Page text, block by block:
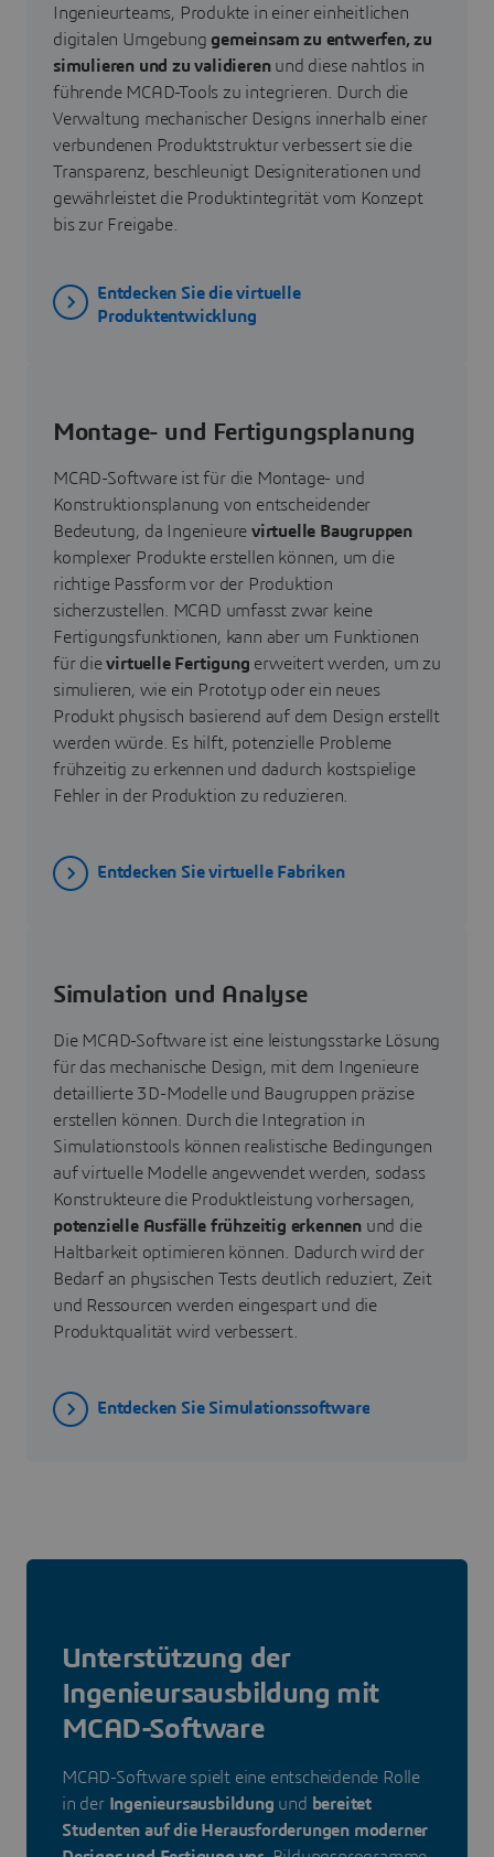
Ingenieurteams, Produkte in einer einheitlichen
digitalen Umgebunggemeinsam zu entwerfen, zu
simulieren und zu validierenund diese nahtlos in
führende MCAD-Tools zu integrieren. Durch die
Verwaltung mechanischer Designs innerhalb einer
verbundenen Produktstruktur verbessert sie die
Transparenz, beschleunigt Designiterationen und
gewährleistet die Produktintegrität vom Konzept
bis zur Freigabe.
Entdecken Sie die virtuelle
Produktentwicklung
Montage- und Fertigungsplanung
MCAD-Software ist für die Montage- und
Konstruktionsplanung von entscheidender
Bedeutung, da Ingenieurevirtuelle Baugruppen
komplexer Produkte erstellen können, um die
richtige Passform vor der Produktion
sicherzustellen. MCAD umfasst zwar keine
Fertigungsfunktionen, kann aber um Funktionen
für dievirtuelle Fertigung erweitert werden, um zu
simulieren, wie ein Prototyp oder ein neues
Produkt physisch basierend auf dem Design erstellt
werden würde. Es hilft, potenzielle Probleme
frühzeitig zu erkennen und dadurch kostspielige
Fehler in der Produktion zu reduzieren.
Entdecken Sie virtuelle Fabriken
Simulation und Analyse
Die MCAD-Software ist eine leistungsstarke Lösung
für das mechanische Design, mit dem Ingenieure
detaillierte 3D-Modelle und Baugruppen präzise
erstellen können. Durch die Integration in
Simulationstools können realistische Bedingungen
auf virtuelle Modelle angewendet werden, sodass
Konstrukteure die Produktleistung vorhersagen,
potenzielle Ausfälle frühzeitig erkennen und die
Haltbarkeit optimieren können. Dadurch wird der
Bedarf an physischen Tests deutlich reduziert, Zeit
und Ressourcen werden eingespart und die
Produktqualität wird verbessert.
Entdecken Sie Simulationssoftware
Unterstützung der
Ingenieursausbildung mit
MCAD-Software
MCAD-Software spielt eine entscheidende Rolle
in der Ingenieursausbildung und bereitet
Studenten auf die Herausforderungen moderner